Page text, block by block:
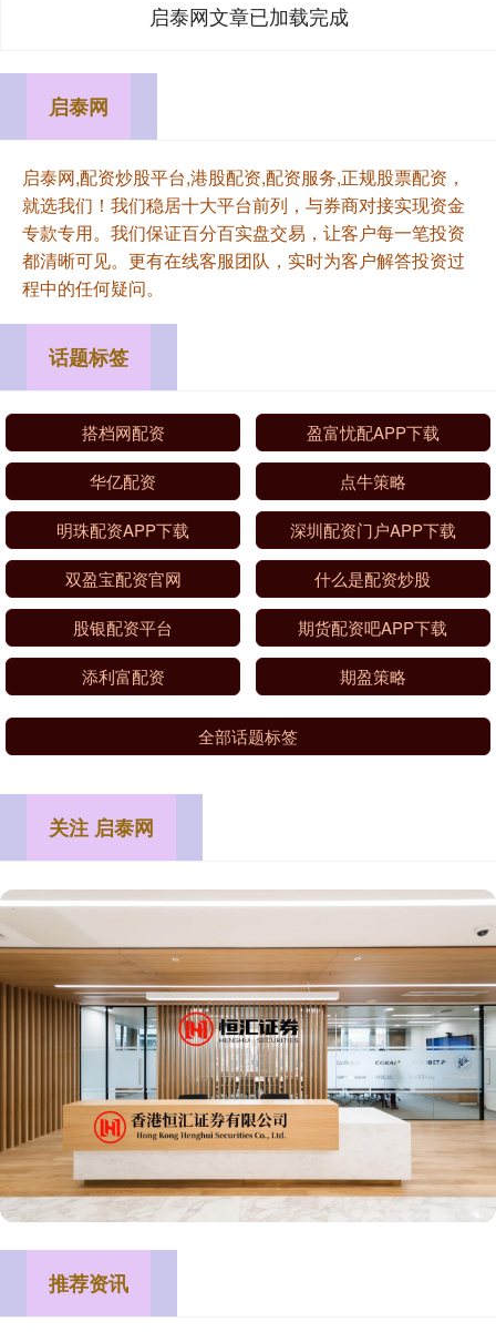
启泰网文章已加载完成
启泰网
启泰网,配资炒股平台,港股配资,配资服务,正规股票配资，
就选我们！我们稳居十大平台前列，与券商对接实现资金
专款专用。我们保证百分百实盘交易，让客户每一笔投资
都清晰可见。更有在线客服团队，实时为客户解答投资过
程中的任何疑问。
话题标签
搭档网配资 盈富忧配APP下载
华亿配资 点牛策略
明珠配资APP下载 深圳配资门户APP下载
双盈宝配资官网 什么是配资炒股
股银配资平台 期货配资吧APP下载
添利富配资 期盈策略
全部话题标签
关注 启泰网
推荐资讯